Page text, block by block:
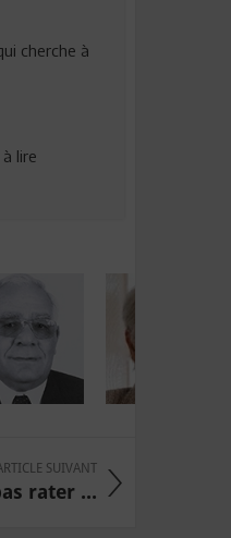
cherche à
lire
SUIVANT
rater ...